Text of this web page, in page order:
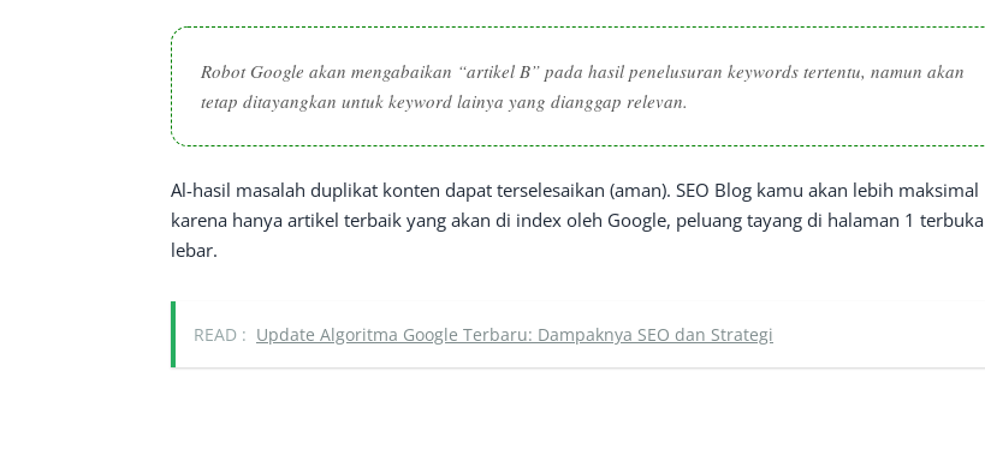
Robot Google akan mengabaikan “artikel B” pada hasil penelusuran keywords tertentu, namun akan
tetap ditayangkan untuk keyword lainya yang dianggap relevan.
Al-hasil masalah duplikat konten dapat terselesaikan (aman). SEO Blog kamu akan lebih maksimal
karena hanya artikel terbaik yang akan di index oleh Google, peluang tayang di halaman 1 terbuka
lebar.
READ : Update Algoritma Google Terbaru: Dampaknya SEO dan Strategi